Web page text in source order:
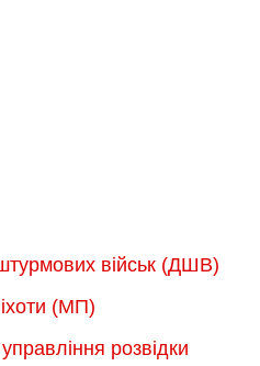
військ (ДШВ)
(МП)
розвідки